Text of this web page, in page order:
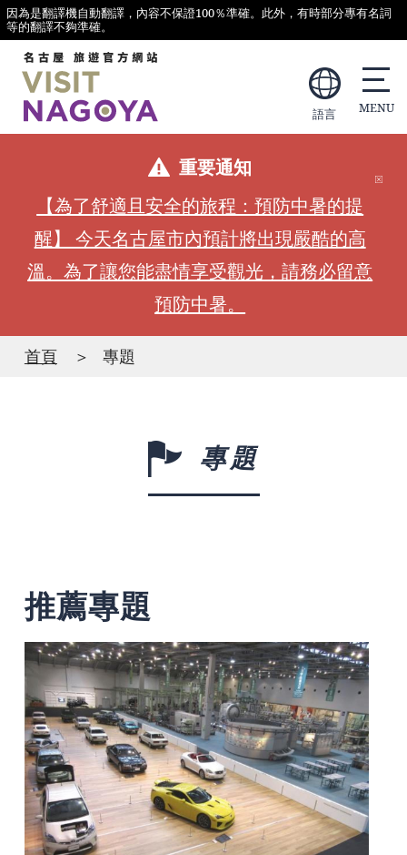
因為是翻譯機自動翻譯，內容不保證100％準確。此外，有時部分專有名詞
等的翻譯不夠準確。
語言
重要通知
【為了舒適且安全的旅程：預防中暑的提
醒】 今天名古屋市內預計將出現嚴酷的高
溫。為了讓您能盡情享受觀光，請務必留意
預防中暑。
首頁 專題
專題
推薦專題